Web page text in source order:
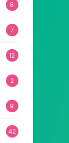
8
7
12
2
9
42